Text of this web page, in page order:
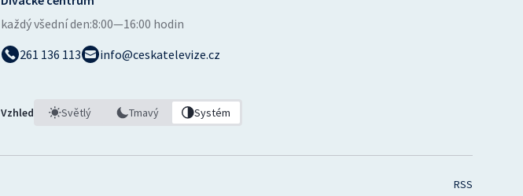
každý všední den:8:00—16:00 hodin
261 136 113
info@ceskatelevize.cz
Vzhled Světlý Tmavý Systém
RSS